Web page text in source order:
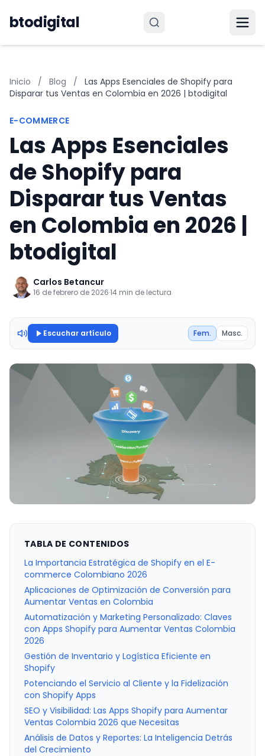
btodigital
Inicio / Blog /
Las Apps Esenciales de Shopify para
Disparar tus Ventas en Colombia en 2026 | btodigital
E-COMMERCE
Las Apps Esenciales
de Shopify para
Disparar tus Ventas
en Colombia en 2026 |
btodigital
Carlos Betancur
16 de febrero de 2026·14 min de lectura
Escuchar artículo Fem. Masc.
TABLA DE CONTENIDOS
La Importancia Estratégica de Shopify en el E-
commerce Colombiano 2026
Aplicaciones de Optimización de Conversión para
Aumentar Ventas en Colombia
Automatización y Marketing Personalizado: Claves
con Apps Shopify para Aumentar Ventas Colombia
2026
Gestión de Inventario y Logística Eficiente en
Shopify
Potenciando el Servicio al Cliente y la Fidelización
con Shopify Apps
SEO y Visibilidad: Las Apps Shopify para Aumentar
Ventas Colombia 2026 que Necesitas
Análisis de Datos y Reportes: La Inteligencia Detrás
del Crecimiento